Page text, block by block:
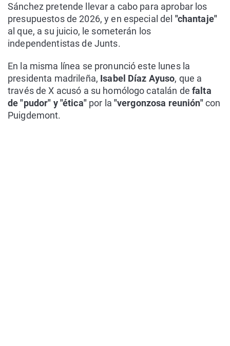
Sánchez pretende llevar a cabo para aprobar los
presupuestos de 2026, y en especial del "chantaje"
al que, a su juicio, le someterán los
independentistas de Junts.
En la misma línea se pronunció este lunes la
presidenta madrileña, Isabel Díaz Ayuso, que a
través de X acusó a su homólogo catalán de falta
de "pudor" y "ética"por la "vergonzosa reunión"con
Puigdemont.